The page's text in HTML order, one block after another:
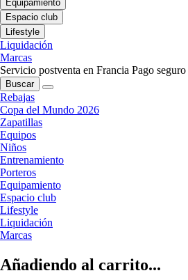
Equipamiento
Espacio club
Lifestyle
Liquidación
Marcas
Servicio postventa en Francia Pago seguro
Buscar
Rebajas
Copa del Mundo 2026
Zapatillas
Equipos
Niños
Entrenamiento
Porteros
Equipamiento
Espacio club
Lifestyle
Liquidación
Marcas
Añadiendo al carrito...